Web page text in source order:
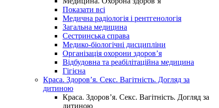
Показати всі
Медична радіологія і рентгенологія
Загальна медицина
Сестринська справа
Медико-біологічні дисципліни
Організація охорони здоров’я
Відбудовна та реабілітаційна медицина
Гігієна
Краса. Здоров’я. Секс. Вагітність. Догляд за
дитиною
Краса. Здоров’я. Секс. Вагітність. Догляд за
дитиною